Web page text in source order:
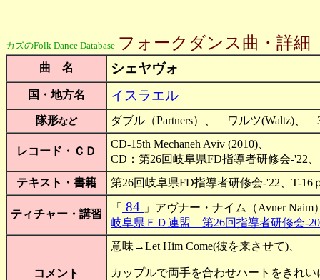
カズのFolk Dance Database フォークダンス曲・詳細
曲 名 シェヤヴォ
国・地方名 イスラエル
隊形など ダブル（Partners）、 ワルツ
レコード・ＣＤ
CD-15th Mechaneh Aviv (2010)、
CD：第26回岐阜県FD指導者研修会-'22、
テキスト・書籍
第26回岐阜県FD指導者研修会-'22、
ティチャー・講習
「 84 」アヴナー・ナイム（Avner
岐阜県ＦＤ連盟 第26回指導者研修会-
コメント
意味→Let Him Come(彼を来させて)、
カップルで両手を合わせハートをきれ